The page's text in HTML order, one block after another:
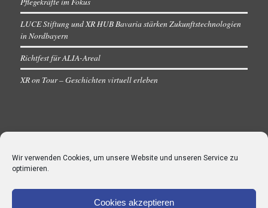
Wir verwenden Cookies, um unsere Website und unseren Service zu
optimieren.
Cookies akzeptieren
LUCE Stiftung und XR HUB Bavaria stärken Zukunftstechnologien
in Nordbayern
Richtfest für ALIA-Areal
XR on Tour – Geschichten virtuell erleben